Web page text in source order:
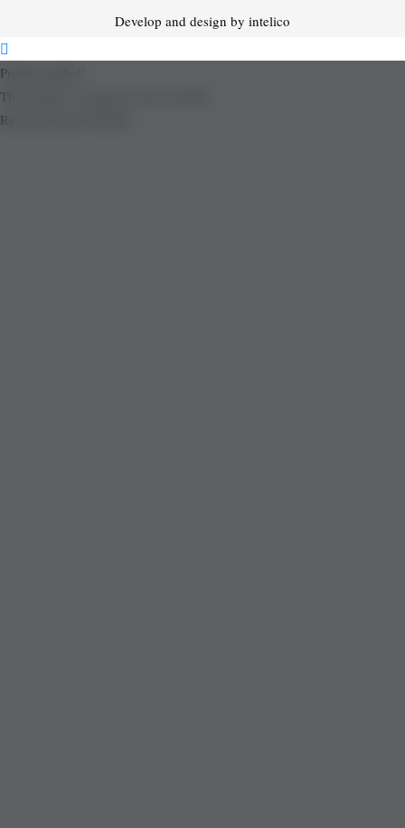
Develop and design by intelico
Product added!
The product is already in the wishlist!
Removed from Wishlist